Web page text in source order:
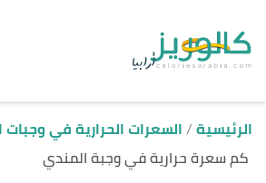
الرئيسية السعرات الحرارية في وجبات
كم سعرة حرارية في وجبة المندي